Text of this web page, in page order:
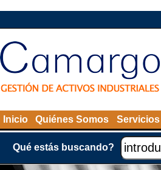
Inicio Quiénes Somos Servicios
Qué estás buscando?